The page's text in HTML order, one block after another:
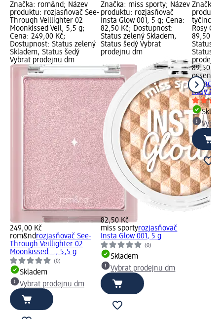
Značka: rom&nd; Název
produktu: rozjasňovač See-
Through Veillighter 02
Moonkissed Veil, 5,5 g;
Cena: 249,00 Kč;
Dostupnost: Status zelený
Skladem, Status šedý
Vybrat prodejnu dm
249,00 Kč
rom&ndrozjasňovač See-
Through Veillighter 02
Moonkissed..., 5,5 g
(0)
Skladem
Vybrat prodejnu dm
Značka: miss sporty; Název
produktu: rozjasňovač
Insta Glow 001, 5 g; Cena:
82,50 Kč; Dostupnost:
Status zelený Skladem,
Status šedý Vybrat
prodejnu dm
82,50 Kč
miss sportyrozjasňovač
Insta Glow 001, 5 g
(0)
Skladem
Vybrat prodejnu dm
Značka:
tyčince
Rosy
89,50
Status
Status
89,50 Kč
essence
tyčince
Rosy